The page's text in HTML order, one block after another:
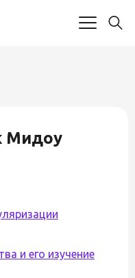
Мидоу
и его изучение